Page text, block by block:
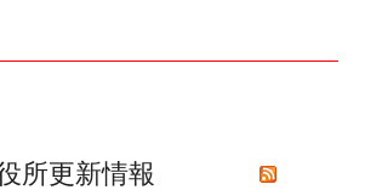
所更新情報